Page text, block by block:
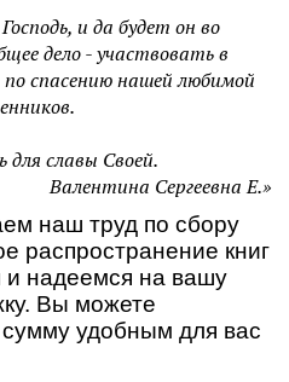
и да будет он во
дело - участвовать в
спасению нашей любимой
для славы Своей.
Валентина Сергеевна Е.»
наш труд по сбору
распространение книг
надеемся на вашу
Вы можете
удобным для вас